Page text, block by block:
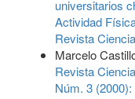
universitarios
Actividad
Revista
Marcelo
Revista
Núm. 3